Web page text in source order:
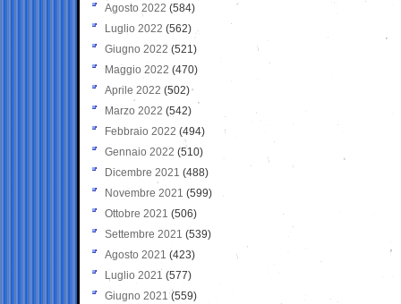
Agosto 2022 (584)
Luglio 2022 (562)
Giugno 2022 (521)
Maggio 2022 (470)
Aprile 2022 (502)
Marzo 2022 (542)
Febbraio 2022 (494)
Gennaio 2022 (510)
Dicembre 2021 (488)
Novembre 2021 (599)
Ottobre 2021 (506)
Settembre 2021 (539)
Agosto 2021 (423)
Luglio 2021 (577)
Giugno 2021(559)